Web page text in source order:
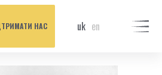
НАС uk en